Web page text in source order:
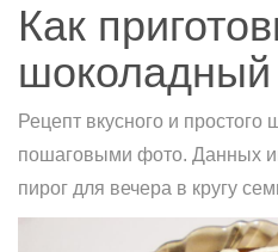
Как
шоколадный
Рецепт вкусного и простого
пошаговыми фото. Данных
пирог для вечера в кругу